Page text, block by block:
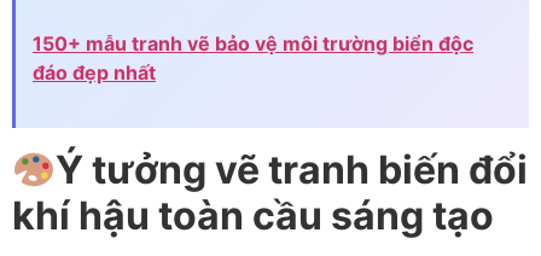
150+ mẫu tranh vẽ bảo vệ môi trường biển độc
đáo đẹp nhất
Ý tưởng vẽ tranh biến đổi
khí hậu toàn cầu sáng tạo